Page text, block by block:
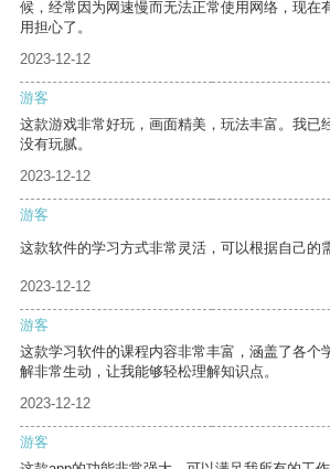
候，经常因为网速慢而无法正常使用网络，现在
用担心了。
2023-12-12
游客
这款游戏非常好玩，画面精美，玩法丰富。我已
没有玩腻。
2023-12-12
游客
这款软件的学习方式非常灵活，可以根据自己的
2023-12-12
游客
这款学习软件的课程内容非常丰富，涵盖了各个
解非常生动，让我能够轻松理解知识点。
2023-12-12
游客